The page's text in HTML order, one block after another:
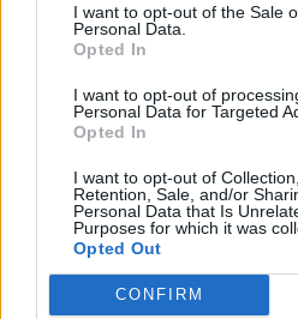
I want to opt-out of the Sale
Personal Data.
Opted In
I want to opt-out of
Personal Data for Targeted
Opted In
I want to opt-out of
Retention, Sale, and/or
Personal Data that Is
Purposes for which it was
Opted Out
CONFIRM
Sony bereitet sich auf GTA 6 vor –
gesichert
Halo: Campaign Evolved erhält erstes
31. Juli 2026
PlayStation veröffentlicht neue
Millionen verkaufte Konsolen
31. Juli 2026